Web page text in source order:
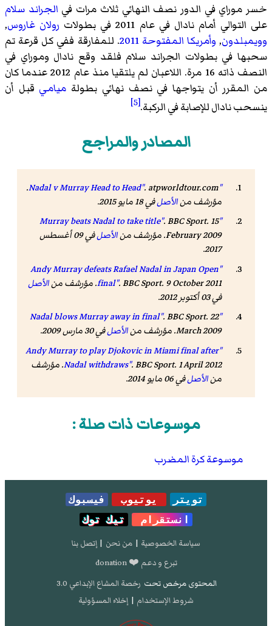
خسر موراي في الدور نصف النهائي ثلاث مرات في الجراند سلام
على التوالي أمام نادال في عام 2011 في بطولات
رولان غاروس,
وويمبلدون, وأمريكا المفتوحة 2011
. للمفارقة ففي كل قرعة تم
سحبها في بطولات الجراند سلام فلقد وقع نادال وموراي في
النصف ذاته 16 مرة. اللاعبان لم يلتقيا منذ عام 2012 عندما كان
من المقرر أن يتواجها في نصف نهائي بطولة ميامي قبل أن
ينسحب نادال للإصابة في الركبة.[5]
المصادر والمراجع
"Nadal v Murray Head to Head"
. atpworldtour.com.
مؤرشف منالأصلفي 18 مايو 2015
.
"Murray beats Nadal to take title"
. BBC Sport. 15
February 2009. مؤرشف من
الأصل
في 09 أغسطس
2017
.
"Andy Murray defeats Rafael Nadal in Japan Open
final". BBC Sport. 9 October 2011. مؤرشف من
الأصل
في 03 أكتوبر 2012
.
"Nadal blows Murray away in final"
. BBC Sport. 22
March 2009. مؤرشف من
الأصلفي 30 مارس 2009
.
"Andy Murray to play Djokovic in Miami final after
Nadal withdraws". BBC Sport. 1 April 2012. مؤرشف
منالأصلفي 06 مايو 2014 .
موسوعات ذات صلة :
موسوعة كرة المضرب
تويتر يوتيوب
فيسبوك
انستقرام
تيك توك
سياسة الخصوصية | من نحن | إتصل بنا
تبرع و دعم ❤️ donation
المحتوى مرخص تحت رخصة المشاع الإبداعي 3.0
شروط الإستخدام | إخلاء المسؤولية